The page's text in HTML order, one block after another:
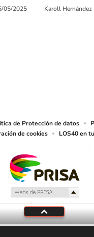
05/2025 Karoll Hernández
de Protección de datos
de cookies
LOS40 en